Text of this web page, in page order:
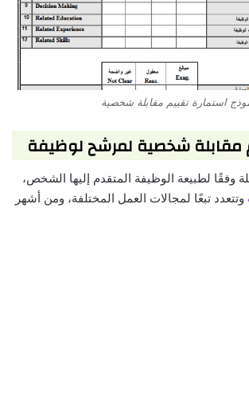
استمارة تقييم مقابلة شخصية
مقابلة شخصية لمرشح لوظيفة
وفقًا لطبيعة الوظيفة المتقدم إليها الشخص،
وتتعدد تبعًا لمجالات العمل المختلفة، ومن أشهر